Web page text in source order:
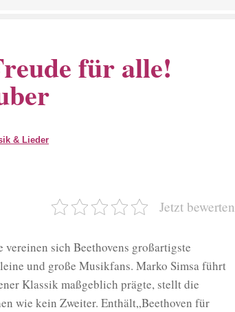
für alle!
& Lieder
Jetzt bewerten
sich Beethovens großartigste
und große Musikfans. Marko Simsa führt
Klassik maßgeblich prägte, stellt die
wie kein Zweiter. Enthält„Beethoven für